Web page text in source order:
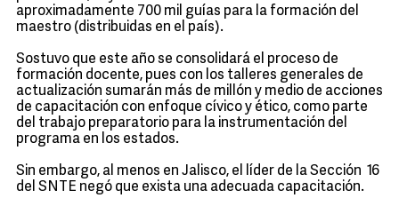
aproximadamente 700 mil guías para la formación del
maestro (distribuidas en el país).
Sostuvo que este año se consolidará el proceso de
formación docente, pues con los talleres generales de
actualización sumarán más de millón y medio de acciones
de capacitación con enfoque cívico y ético, como parte
del trabajo preparatorio para la instrumentación del
programa en los estados.
Sin embargo, al menos en Jalisco, el líder de la Sección 16
del SNTE negó que exista una adecuada capacitación.